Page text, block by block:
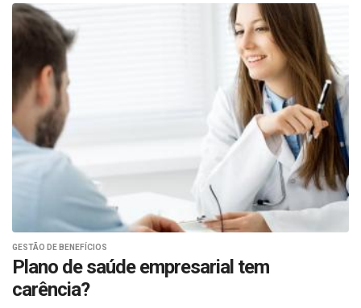
GESTÃO DE BENEFÍCIOS
Plano de saúde empresarial tem
carência?